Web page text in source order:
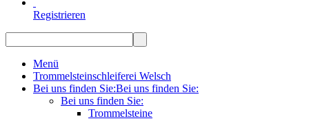
Registrieren
Menü
Trommelsteinschleiferei Welsch
Bei uns finden Sie:Bei uns finden Sie:
Bei uns finden Sie:
Trommelsteine